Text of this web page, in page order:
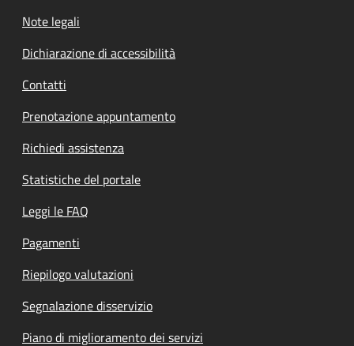
Note legali
Dichiarazione di accessibilità
Contatti
Prenotazione appuntamento
Richiedi assistenza
Statistiche del portale
Leggi le FAQ
Pagamenti
Riepilogo valutazioni
Segnalazione disservizio
Piano di miglioramento dei servizi